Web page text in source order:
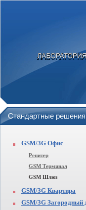
Стандартные решения
GSM/3G Офис
Репитер
GSM Терминал
GSM Шлюз
GSM/3G Квартира
GSM/3G Загородный